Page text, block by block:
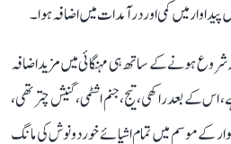
شروع ہونے کے ساتھ ہی مہنگائی میں مزید اضافہ
کے بعد راکھی، تیج، جنم اشٹمی، گنیش چترتھی،
کے موسم میں تمام اشیائے خوردونوش کی مانگ